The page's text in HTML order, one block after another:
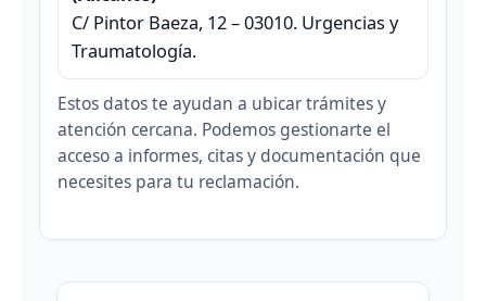
C/ Pintor Baeza, 12 – 03010. Urgencias y
Traumatología.
Estos datos te ayudan a ubicar trámites y
atención cercana. Podemos gestionarte el
acceso a informes, citas y documentación que
necesites para tu reclamación.